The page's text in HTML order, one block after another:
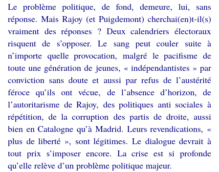
Le problème politique, de fond, demeure, lui, sans
réponse. Mais Rajoy (et Puigdemont) cherchai(en)t-il(s)
vraiment des réponses ? Deux calendriers électoraux
risquent de s’opposer. Le sang peut couler suite à
n’importe quelle provocation, malgré le pacifisme de
toute une génération de jeunes, « indépendantistes » par
conviction sans doute et aussi par refus de l’austérité
féroce qu’ils ont vécue, de l’absence d’horizon, de
l’autoritarisme de Rajoy, des politiques anti sociales à
répétition, de la corruption des partis de droite, aussi
bien en Catalogne qu’à Madrid. Leurs revendications, «
plus de liberté », sont légitimes. Le dialogue devrait à
tout prix s’imposer encore. La crise est si profonde
qu’elle relève d’un problème politique majeur.